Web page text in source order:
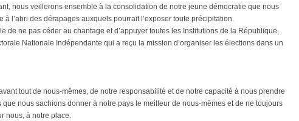
nous veillerons ensemble à la consolidation de notre jeune démocratie que nous
à l’abri des dérapages auxquels pourrait l’exposer toute précipitation.
de ne pas céder au chantage et d’appuyer toutes les Institutions de la République,
Nationale Indépendante qui a reçu la mission d’organiser les élections dans un
tout de nous-mêmes, de notre responsabilité et de notre capacité à nous prendre
que nous sachions donner à notre pays le meilleur de nous-mêmes et de ne toujours
nous, à notre place.